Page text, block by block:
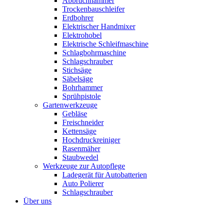
Trockenbauschleifer
Erdbohrer
Elektrischer Handmixer
Elektrohobel
Elektrische Schleifmaschine
Schlagbohrmaschine
Schlagschrauber
Stichsäge
Säbelsäge
Bohrhammer
Sprühpistole
Gartenwerkzeuge
Gebläse
Freischneider
Kettensäge
Hochdruckreiniger
Rasenmäher
Staubwedel
Werkzeuge zur Autopflege
Ladegerät für Autobatterien
Auto Polierer
Schlagschrauber
Über uns